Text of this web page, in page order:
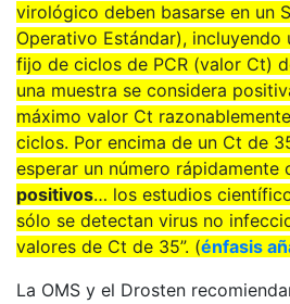
virológico deben basarse en un
Operativo Estándar),
fijo de ciclos de PCR (valor Ct)
una muestra se considera
máximo valor Ct
ciclos. Por encima de un Ct de
esperar un número rápidamente
positivos… los estudios
sólo se detectan virus no
valores de Ct de 35”. (énfasis
La OMS y el Drosten